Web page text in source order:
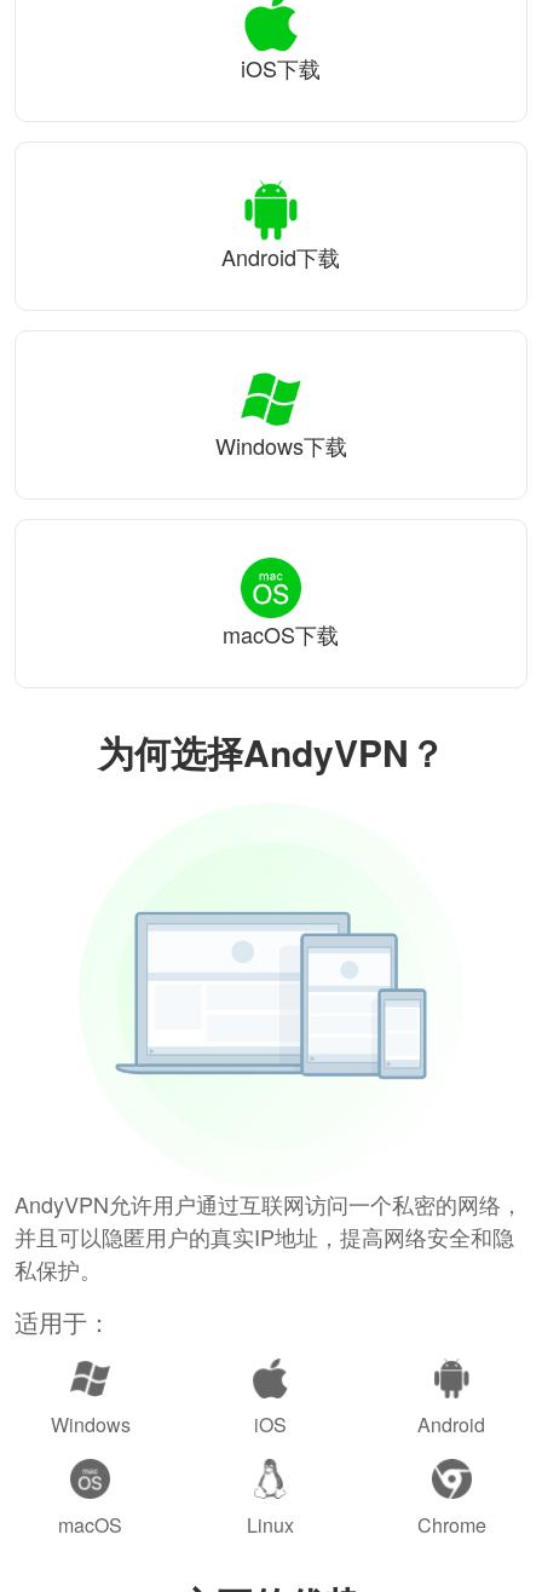
为何选择AndyVPN？
AndyVPN允许用户通过互联网访问一个私密的网络，
并且可以隐匿用户的真实IP地址，提高网络安全和隐
私保护。
适用于：
Windows iOS Android
macOS Linux Chrome
iOS下载
Android下载
Windows下载
macOS下载